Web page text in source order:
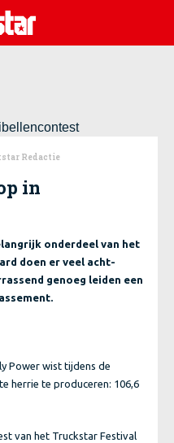
Redactie
in
onderdeel van het
doen er veel acht-
genoeg leiden een
Power wist tijdens de
herrie te produceren: 106,6
van het Truckstar Festival